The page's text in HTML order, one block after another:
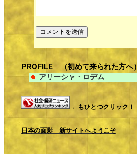
PROFILE （初めて来られた方へ）
アリーシャ・ロデム
←もひとつクリック！
日本の面影 新サイトへようこそ